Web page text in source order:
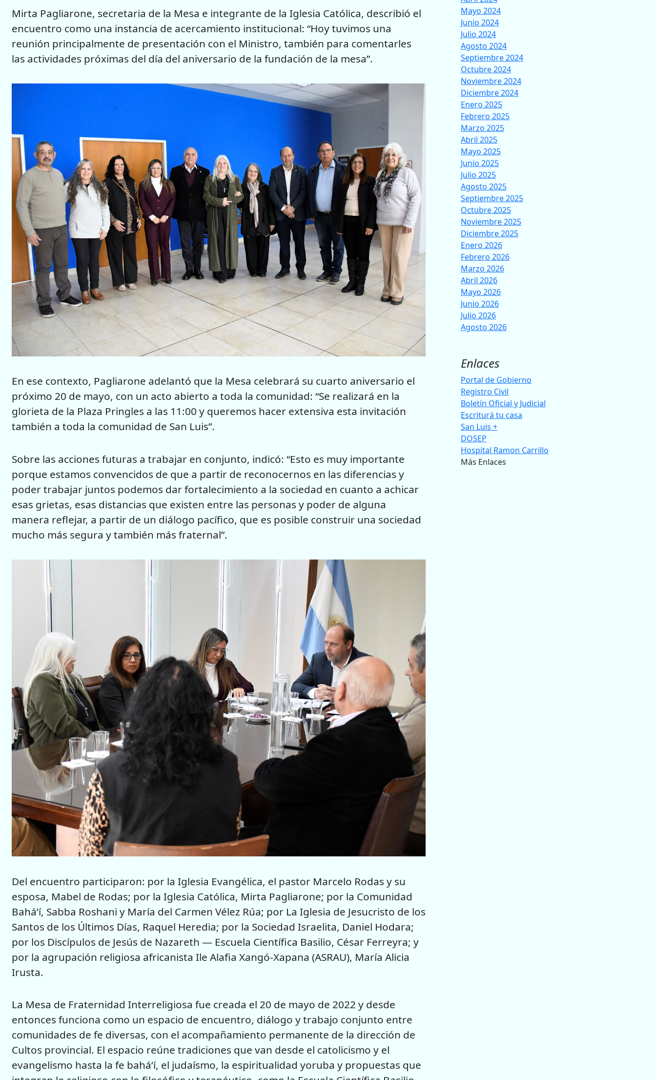
Mirta Pagliarone, secretaria de la Mesa e integrante de la Iglesia Católica, describió el
encuentro como una instancia de acercamiento institucional: “Hoy tuvimos una
reunión principalmente de presentación con el Ministro, también para comentarles
las actividades próximas del día del aniversario de la fundación de la mesa”.
En ese contexto, Pagliarone adelantó que la Mesa celebrará su cuarto aniversario el
próximo 20 de mayo, con un acto abierto a toda la comunidad: “Se realizará en la
glorieta de la Plaza Pringles a las 11:00 y queremos hacer extensiva esta invitación
también a toda la comunidad de San Luis”.
Sobre las acciones futuras a trabajar en conjunto, indicó: “Esto es muy importante
porque estamos convencidos de que a partir de reconocernos en las diferencias y
poder trabajar juntos podemos dar fortalecimiento a la sociedad en cuanto a achicar
esas grietas, esas distancias que existen entre las personas y poder de alguna
manera reflejar, a partir de un diálogo pacífico, que es posible construir una sociedad
mucho más segura y también más fraternal”.
Del encuentro participaron: por la Iglesia Evangélica, el pastor Marcelo Rodas y su
esposa, Mabel de Rodas; por la Iglesia Católica, Mirta Pagliarone; por la Comunidad
Bahá’í, Sabba Roshani y María del Carmen Vélez Rúa; por La Iglesia de Jesucristo de los
Santos de los Últimos Días, Raquel Heredia; por la Sociedad Israelita, Daniel Hodara;
por los Discípulos de Jesús de Nazareth — Escuela Científica Basilio, César Ferreyra; y
por la agrupación religiosa africanista Ile Alafia Xangó-Xapana (ASRAU), María Alicia
Irusta.
La Mesa de Fraternidad Interreligiosa fue creada el 20 de mayo de 2022 y desde
entonces funciona como un espacio de encuentro, diálogo y trabajo conjunto entre
comunidades de fe diversas, con el acompañamiento permanente de la dirección de
Cultos provincial. El espacio reúne tradiciones que van desde el catolicismo y el
evangelismo hasta la fe bahá’í, el judaísmo, la espiritualidad yoruba y propuestas que
Mayo 2024
Junio 2024
Julio 2024
Agosto 2024
Septiembre 2024
Octubre 2024
Noviembre 2024
Diciembre 2024
Enero 2025
Febrero 2025
Marzo 2025
Abril 2025
Mayo 2025
Junio 2025
Julio 2025
Agosto 2025
Septiembre 2025
Octubre 2025
Noviembre 2025
Diciembre 2025
Enero 2026
Febrero 2026
Marzo 2026
Abril 2026
Mayo 2026
Junio 2026
Julio 2026
Agosto 2026
Enlaces
Portal de Gobierno
Registro Civil
Boletín Oficial y Judicial
Escriturá tu casa
San Luis +
DOSEP
Hospital Ramon Carrillo
Más Enlaces